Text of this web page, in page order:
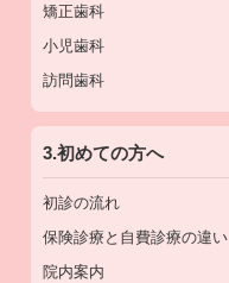
矯正歯科
小児歯科
訪問歯科
3.初めての方へ
初診の流れ
保険診療と自費診療の違い
院内案内